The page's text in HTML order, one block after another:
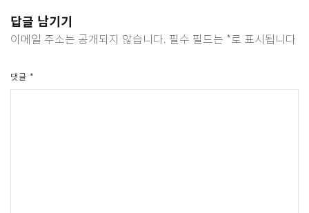
답글 남기기
이메일 주소는 공개되지 않습니다. 필수 필드는 *로 표시됩니다
댓글 *